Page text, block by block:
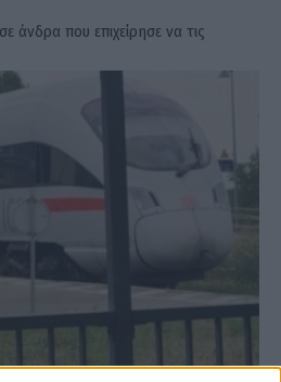
άνδρα που επιχείρησε να τις